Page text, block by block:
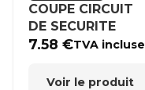
COUPE CIRCUIT
DE SECURITE
7.58€TVA incluse
Voir le produit